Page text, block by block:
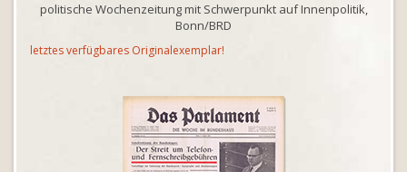
politische Wochenzeitung mit Schwerpunkt auf Innenpolitik,
Bonn/BRD
letztes verfügbares Originalexemplar!